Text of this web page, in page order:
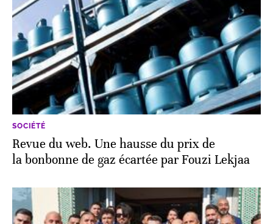
SOCIÉTÉ
Revue du web. Une hausse du prix de
la bonbonne de gaz écartée par Fouzi Lekjaa